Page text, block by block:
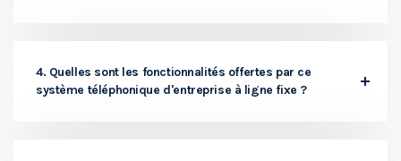
4. Quelles sont les fonctionnalités offertes par ce
système téléphonique d'entreprise à ligne fixe ?